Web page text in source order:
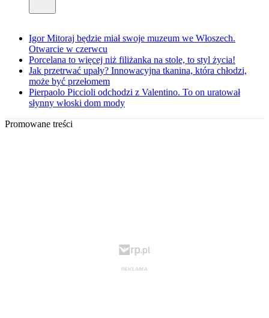
Igor Mitoraj będzie miał swoje muzeum we Włoszech.
Otwarcie w czerwcu
Porcelana to więcej niż filiżanka na stole, to styl życia!
Jak przetrwać upały? Innowacyjna tkanina, która chłodzi,
może być przełomem
Pierpaolo Piccioli odchodzi z Valentino. To on uratował
słynny włoski dom mody
Promowane treści